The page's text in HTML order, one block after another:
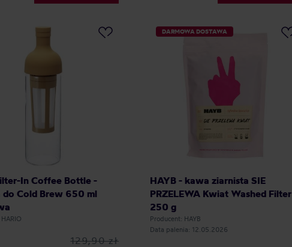
In Coffee Bottle -
do Cold Brew 650 ml
129,90 zł
DARMOWA DOSTAWA
HAYB - kawa ziarnista SIE
PRZELEWA Kwiat Washed Filter
250 g
Producent: HAYB
Data palenia: 12.05.2026